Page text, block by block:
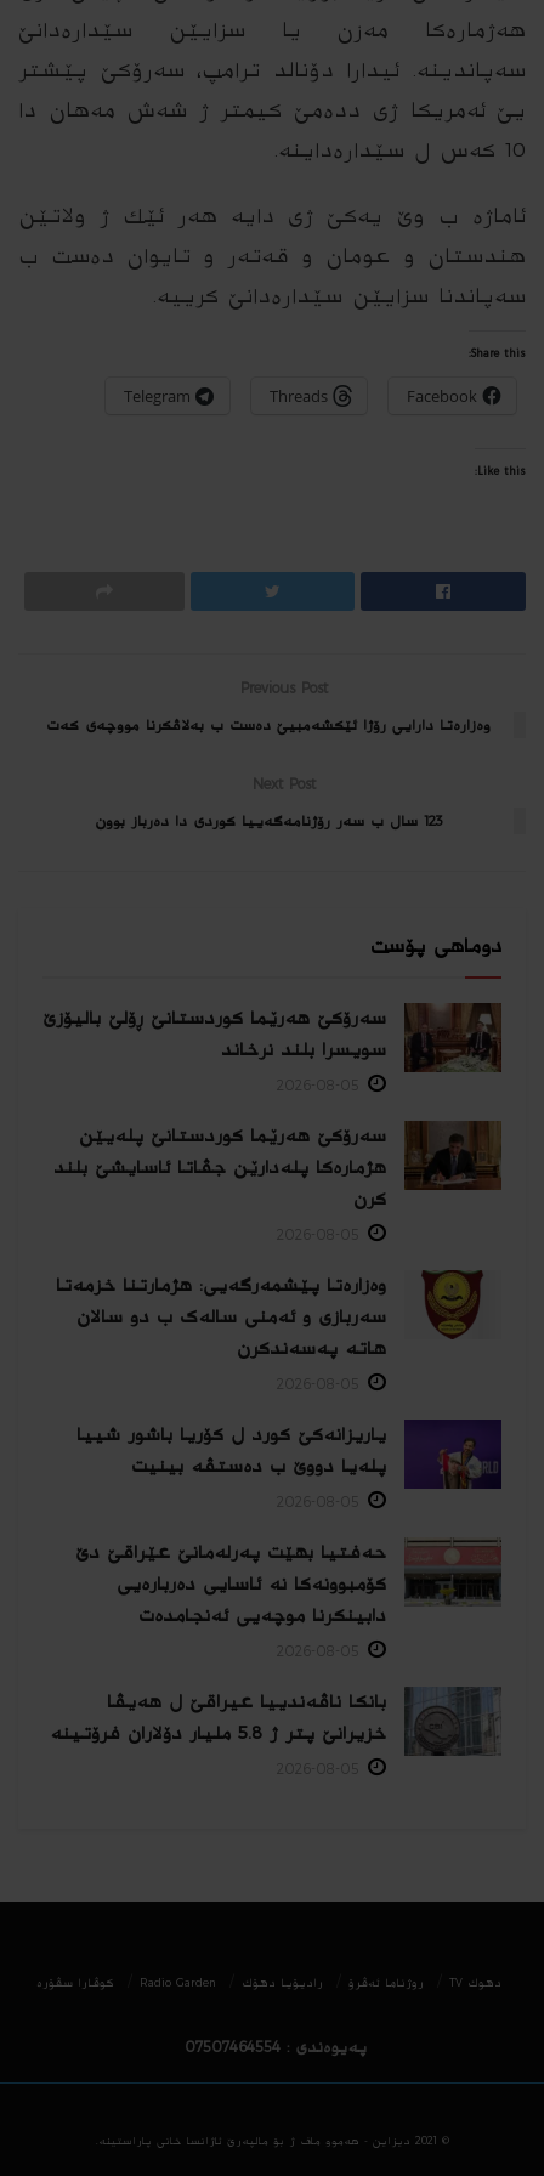
هه‌ژماره‌كا مه‌زن یا سزایێن سێداره‌دانێ
سه‌پاندینه‌. ئیدارا دۆنالد ترامپ، سه‌رۆكێ پێشتر
یێ ئه‌مریكا ژى دده‌مێ كیمتر ژ شه‌ش مه‌هان دا
10 كه‌س ل سێداره‌داینه‌.
ئاماژه‌ ب وێ یه‌كێ ژى دایه‌ هه‌ر ئێك ژ ولاتێن
هندستان و عومان و قه‌ته‌ر و تایوان ده‌ست ب
سه‌پاندنا سزایێن سێداره‌دانێ كرییه‌.
Share this:
Facebook
Threads
Telegram
Like this:
Previous Post
وه‌زاره‌تا دارایی رۆژا ئێكشه‌مبیێ ده‌ست ب به‌لاڤكرنا مووچه‌ی كه‌ت
Next Post
123 سال ب سه‌ر رۆژنامه‌گه‌ییا كوردى دا ده‌رباز بوون
دوماهی پۆست
سەرۆکێ هەرێما کوردستانێ ڕۆلێ بالیۆزێ
سویسرا بلند نرخاند
سەرۆکێ هەرێما کوردستانێ پلەیێن
هژمارەكا پلەدارێن جڤاتا ئاسایشێ بلند
كرن
وەزارەتا پێشمەرگەیی: هژمارتنا خزمەتا
سەربازی و ئەمنی سالەک ب دو سالان
هاتە پەسەندكرن
یاریزانەكێ کورد ل کۆریا باشور شییا
پلەیا دووێ ب دەستڤە بینیت
حەفتیا بهێت پەرلەمانێ عێراقێ دێ
کۆمبوونەکا نە ئاسایی دەربارەیی
دابینکرنا موچەیی ئەنجامدەت
بانکا ناڤەندییا عیراقێ ل هەیڤا
خزیرانێ پتر ژ 5.8 ملیار دۆلاران فرۆتینە
دھوك TV روژناما ئەڤرۆ رادیۆیا دهۆك Radio Garden كوڤارا سڤۆره‌
پەیوەندی : 07507464554
© 2021 دیزاین - هه‌موو ماف ژ بۆ مالپه‌رێ ئاژانسا خانی پاراستینه‌.